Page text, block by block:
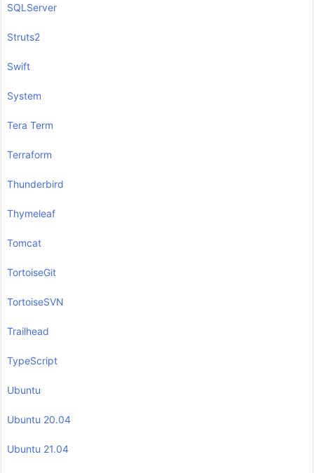
SQLServer
Struts2
Swift
System
Tera Term
Terraform
Thunderbird
Thymeleaf
Tomcat
TortoiseGit
TortoiseSVN
Trailhead
TypeScript
Ubuntu
Ubuntu 20.04
Ubuntu 21.04